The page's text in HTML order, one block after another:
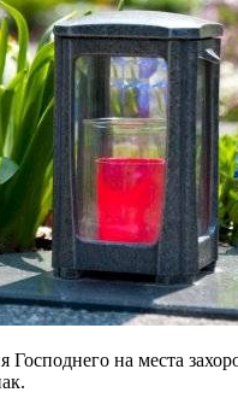
на места